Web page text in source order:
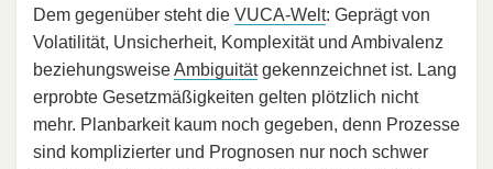
Dem gegenüber steht die VUCA-Welt: Geprägt von
Volatilität, Unsicherheit, Komplexität und Ambivalenz
beziehungsweiseAmbiguitätgekennzeichnet ist. Lang
erprobte Gesetzmäßigkeiten gelten plötzlich nicht
mehr. Planbarkeit kaum noch gegeben, denn Prozesse
sind komplizierter und Prognosen nur noch schwer